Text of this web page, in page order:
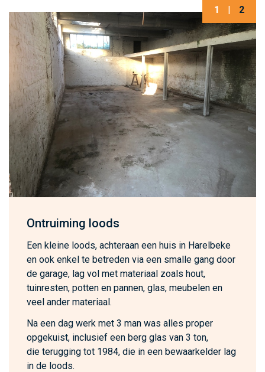
1 2
Ontruiming loods
Een kleine loods, achteraan een huis in Harelbeke
en ook enkel te betreden via een smalle gang door
de garage, lag vol met materiaal zoals hout,
tuinresten, potten en pannen, glas, meubelen en
veel ander materiaal.
Na een dag werk met 3 man was alles proper
opgekuist, inclusief een berg glas van 3 ton,
die terugging tot 1984, die in een bewaarkelder lag
in de loods.